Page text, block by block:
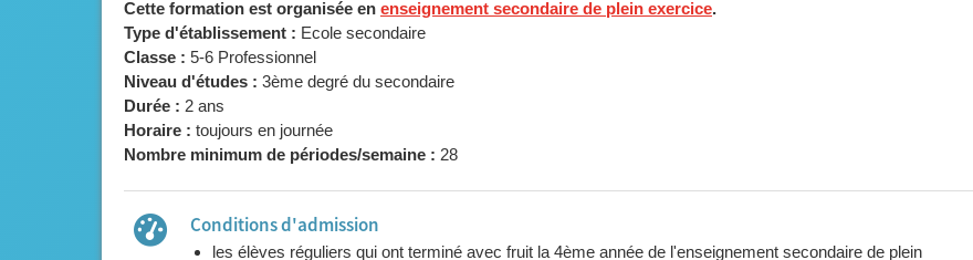
Cette formation est organisée en enseignement secondaire de plein exercice.
Type d'établissement : Ecole secondaire
Classe : 5-6 Professionnel
Niveau d'études : 3ème degré du secondaire
Durée : 2 ans
Horaire : toujours en journée
Nombre minimum de périodes/semaine : 28
Conditions d'admission
les élèves réguliers qui ont terminé avec fruit la 4ème année de l'enseignement secondaire de plein